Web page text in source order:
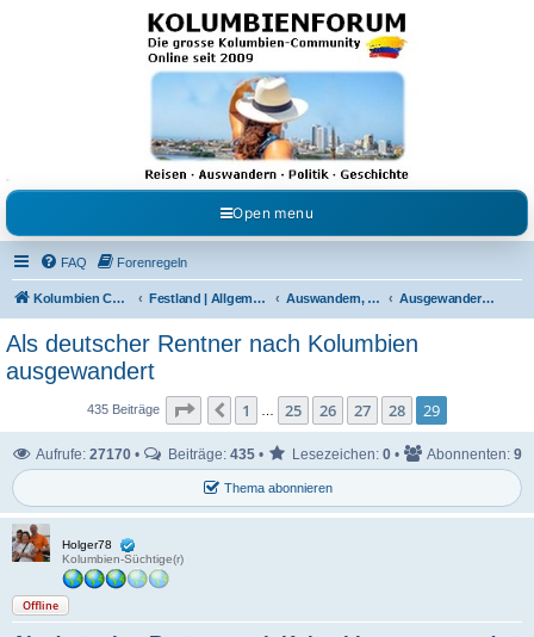
Kolumbienforum - Das
grosse Forum der
Freunde Kolumbiens
Reisen, Auswandern, Kultur, Politik, Geschichte und Visum in Kolumbien und Venezuela.
Austausch, Erfahrungen und Gemeinschaft im Kolumbienforum
Open menu
FAQ Forenregeln
Kolumbien Community Festland | Allgemeine Fragen Auswandern, Leben & Arbeiten in Kolumbien Ausgewandert nach Kolumbien | Auswanderer berichten
Als deutscher Rentner nach Kolumbien
ausgewandert
435 Beiträge Seite 29 von 29
Vorherige
1 … 25 26 27 28 29
Thema abonnieren
Aufrufe: 27170 • Beiträge: 435 • Lesezeichen: 0 • Abonnenten: 9
Holger78
Kolumbien-Süchtige(r)
Offline